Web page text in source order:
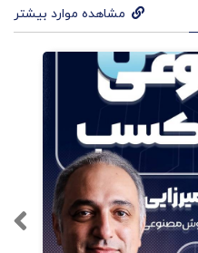
مشاهده موارد بیشتر